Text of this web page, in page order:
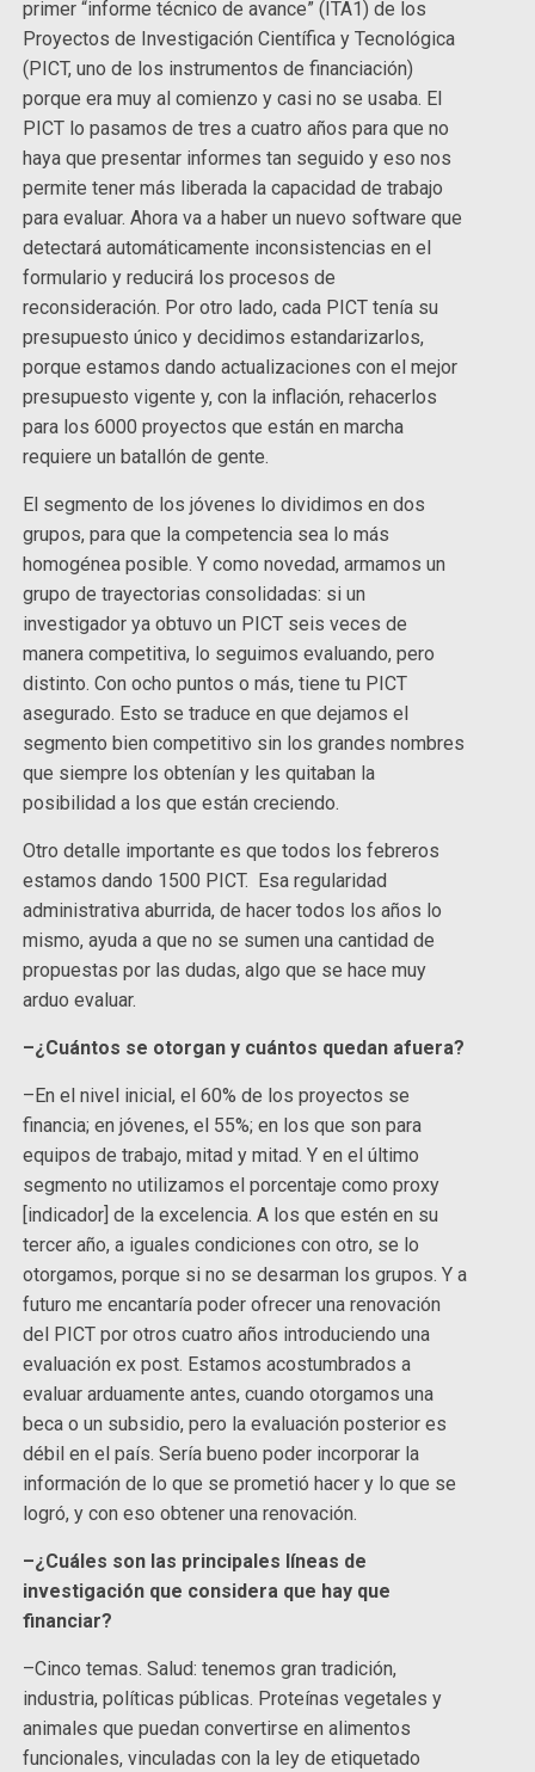
primer “informe técnico de avance” (ITA1) de los
Proyectos de Investigación Científica y Tecnológica
(PICT, uno de los instrumentos de financiación)
porque era muy al comienzo y casi no se usaba. El
PICT lo pasamos de tres a cuatro años para que no
haya que presentar informes tan seguido y eso nos
permite tener más liberada la capacidad de trabajo
para evaluar. Ahora va a haber un nuevo software que
detectará automáticamente inconsistencias en el
formulario y reducirá los procesos de
reconsideración. Por otro lado, cada PICT tenía su
presupuesto único y decidimos estandarizarlos,
porque estamos dando actualizaciones con el mejor
presupuesto vigente y, con la inflación, rehacerlos
para los 6000 proyectos que están en marcha
requiere un batallón de gente.
El segmento de los jóvenes lo dividimos en dos
grupos, para que la competencia sea lo más
homogénea posible. Y como novedad, armamos un
grupo de trayectorias consolidadas: si un
investigador ya obtuvo un PICT seis veces de
manera competitiva, lo seguimos evaluando, pero
distinto. Con ocho puntos o más, tiene tu PICT
asegurado. Esto se traduce en que dejamos el
segmento bien competitivo sin los grandes nombres
que siempre los obtenían y les quitaban la
posibilidad a los que están creciendo.
Otro detalle importante es que todos los febreros
estamos dando 1500 PICT. Esa regularidad
administrativa aburrida, de hacer todos los años lo
mismo, ayuda a que no se sumen una cantidad de
propuestas por las dudas, algo que se hace muy
arduo evaluar.
–¿Cuántos se otorgan y cuántos quedan afuera?
–En el nivel inicial, el 60% de los proyectos se
financia; en jóvenes, el 55%; en los que son para
equipos de trabajo, mitad y mitad. Y en el último
segmento no utilizamos el porcentaje como proxy
[indicador] de la excelencia. A los que estén en su
tercer año, a iguales condiciones con otro, se lo
otorgamos, porque si no se desarman los grupos. Y a
futuro me encantaría poder ofrecer una renovación
del PICT por otros cuatro años introduciendo una
evaluación ex post. Estamos acostumbrados a
evaluar arduamente antes, cuando otorgamos una
beca o un subsidio, pero la evaluación posterior es
débil en el país. Sería bueno poder incorporar la
información de lo que se prometió hacer y lo que se
logró, y con eso obtener una renovación.
–¿Cuáles son las principales líneas de
investigación que considera que hay que
financiar?
–Cinco temas. Salud: tenemos gran tradición,
industria, políticas públicas. Proteínas vegetales y
animales que puedan convertirse en alimentos
funcionales, vinculadas con la ley de etiquetado